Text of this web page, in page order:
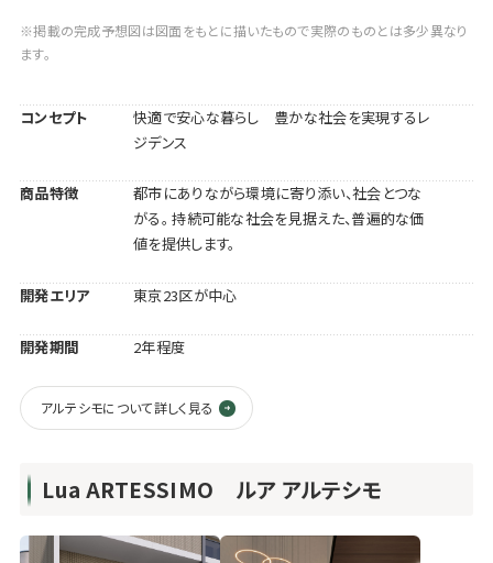
※掲載の完成予想図は図面をもとに描いたもので実際のものとは多少異なり
ます。
コンセプト
快適で安心な暮らし 豊かな社会を実現するレ
ジデンス
商品特徴
都市にありながら環境に寄り添い、社会とつな
がる。 持続可能な社会を見据えた、普遍的な価
値を提供します。
開発エリア 東京23区が中心
開発期間 2年程度
アルテシモについて詳しく見る
Lua ARTESSIMO ルア アルテシモ